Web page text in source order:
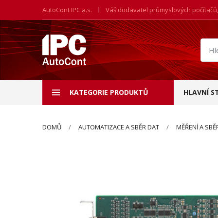
AutoCont IPC a.s. Váš dodavatel průmyslových
KATEGORIE PRODUKTŮ HLAVNÍ
DOMŮ AUTOMATIZACE A SBĚR DAT MĚŘENÍ A